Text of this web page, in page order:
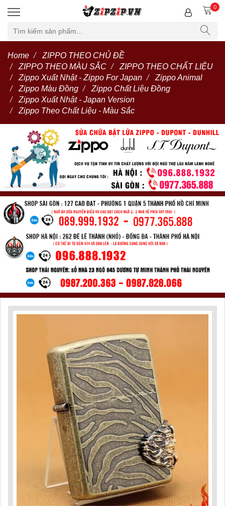
0
Home
ZIPPO THEO CHỦ ĐỀ
ZIPPO THEO MÀU SẮC
ZIPPO THEO CHẤT LIỆU
Zippo Xuất Nhật - Zippo For Japan
Zippo Animal
Zippo Màu Đồng
Zippo Chất Liệu Đồng
Zippo Xuất Nhật - Japan Version
Zippo Theo Chất Liệu - Màu Sắc